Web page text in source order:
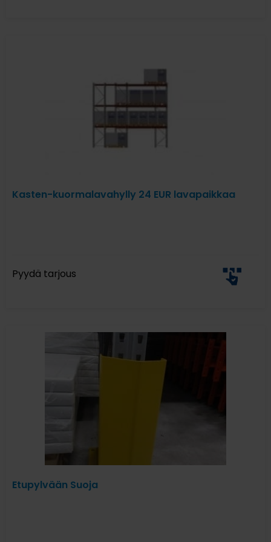
Kasten-kuormalavahylly 24 EUR lavapaikkaa
Pyydä tarjous
Etupylvään Suoja